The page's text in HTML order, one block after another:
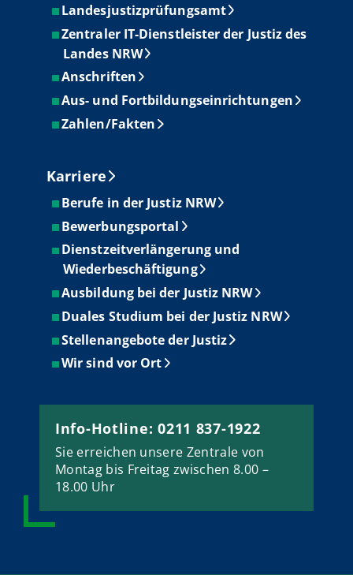
Landesjustizprüfungsamt
Zentraler IT-Dienstleister der Justiz des
Landes NRW
Anschriften
Aus- und Fortbildungseinrichtungen
Zahlen/Fakten
Karriere
Berufe in der Justiz NRW
Bewerbungsportal
Dienstzeitverlängerung und
Wiederbeschäftigung
Ausbildung bei der Justiz NRW
Duales Studium bei der Justiz NRW
Stellenangebote der Justiz
Wir sind vor Ort
Info-Hotline: 0211 837-1922
Sie erreichen unsere Zentrale von
Montag bis Freitag zwischen 8.00 –
18.00 Uhr